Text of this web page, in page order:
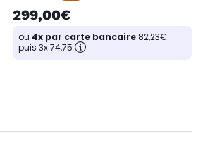
299,00€
ou 4x par carte bancaire82,23€
puis 3x 74,75